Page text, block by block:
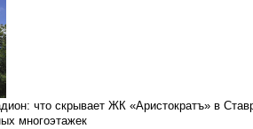
что скрывает ЖК «Аристократъ» в
многоэтажек